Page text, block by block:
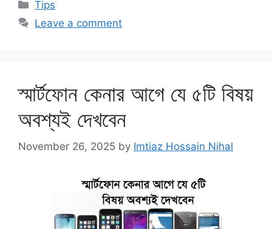
Categories
Tips
Leave a comment
​স্মার্টফোন কেনার আগে যে ৫টি বিষয়
অবশ্যই দেখবেন
November 26, 2025 by Imtiaz Hossain Nihal